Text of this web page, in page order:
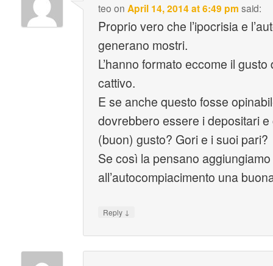
teo onApril 14, 2014 at 6:49 pm said:
Proprio vero che l’ipocrisia e
generano mostri.
L’hanno formato eccome il
cattivo.
E se anche questo fosse
dovrebbero essere i depositari
(buon) gusto? Gori e i suoi pari?
Se così la pensano
all’autocompiacimento una
Reply ↓